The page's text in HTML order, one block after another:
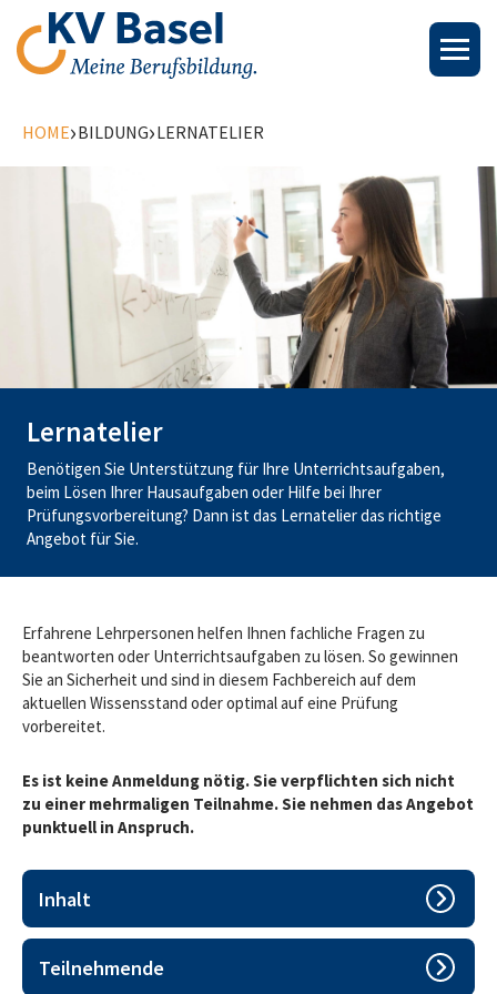
HOME›BILDUNG›LERNATELIER
Lernatelier
Benötigen Sie Unterstützung für Ihre Unterrichtsaufgaben,
beim Lösen Ihrer Hausaufgaben oder Hilfe bei Ihrer
Prüfungsvorbereitung? Dann ist das Lernatelier das richtige
Angebot für Sie.
Erfahrene Lehrpersonen helfen Ihnen fachliche Fragen zu
beantworten oder Unterrichtsaufgaben zu lösen. So gewinnen
Sie an Sicherheit und sind in diesem Fachbereich auf dem
aktuellen Wissensstand oder optimal auf eine Prüfung
vorbereitet.
Es ist keine Anmeldung nötig. Sie verpflichten sich nicht
zu einer mehrmaligen Teilnahme. Sie nehmen das Angebot
punktuell in Anspruch.
Inhalt
Sie erhalten eine bessere Unterstützung der
Fachlehrpersonen, wenn Sie gut vorbereitet in das
Lernatelier kommen. Das heisst, Sie haben Ihre Unterlagen
Teilnehmende